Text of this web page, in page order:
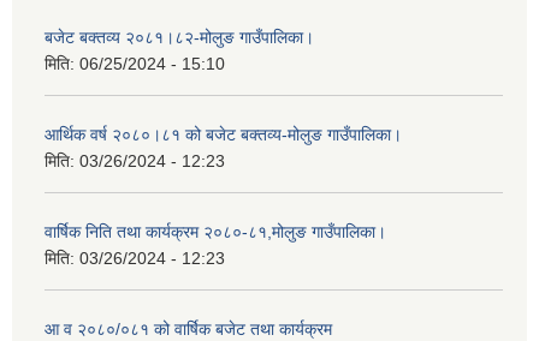
बजेट बक्तव्य २०८१।८२-मोलुङ गाउँपालिका।
मिति: 06/25/2024 - 15:10
आर्थिक वर्ष २०८०।८१ को बजेट बक्तव्य-मोलुङ गाउँपालिका।
मिति: 03/26/2024 - 12:23
वार्षिक निति तथा कार्यक्रम २०८०-८१,मोलुङ गाउँपालिका।
मिति: 03/26/2024 - 12:23
आ व २०८०/०८१ को वार्षिक बजेट तथा कार्यक्रम